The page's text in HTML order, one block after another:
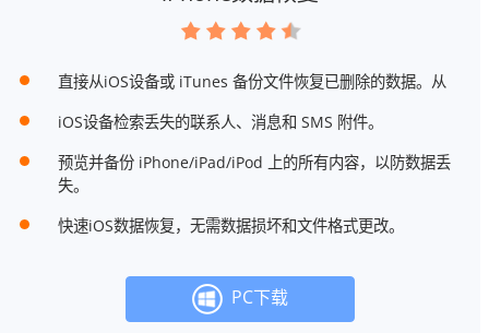
直接从iOS设备或 iTunes 备份文件恢复已删除的数据。从
iOS设备检索丢失的联系人、消息和 SMS 附件。
预览并备份 iPhone/iPad/iPod 上的所有内容，以防数据丢
失。
快速iOS数据恢复，无需数据损坏和文件格式更改。
PC下载